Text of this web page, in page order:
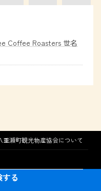
Coffee Roasters 世名
重瀬町観光物産協会について
る